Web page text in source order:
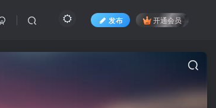
发布 开通会员